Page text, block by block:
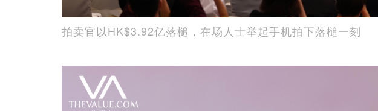
拍卖官以HK$3.92亿落槌，在场人士举起手机拍下落槌一刻